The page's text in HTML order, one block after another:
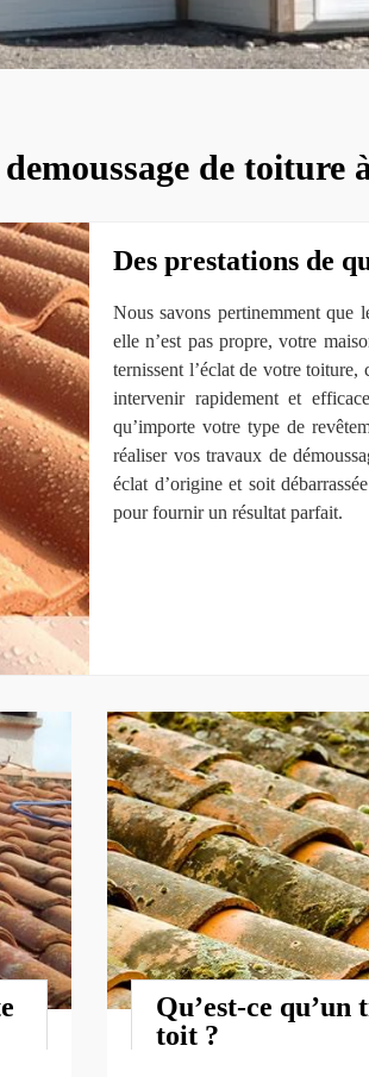
de toiture
Des prestations de
Nous savons pertinemment que
elle n’est pas propre, votre
ternissent l’éclat de votre
intervenir rapidement et
qu’importe votre type de
réaliser vos travaux de
éclat d’origine et soit
pour fournir un résultat parfait.
Qu’est-ce
toit ?